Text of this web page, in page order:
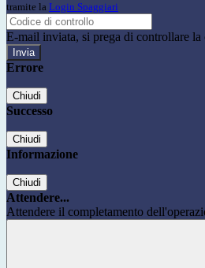
tramite la Login Spaggiari
E-mail inviata, si prega di controllare la
Errore
Chiudi
Successo
Chiudi
Informazione
Chiudi
Attendere...
Attendere il completamento